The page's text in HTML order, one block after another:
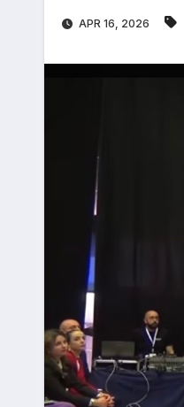
APR 16, 2026